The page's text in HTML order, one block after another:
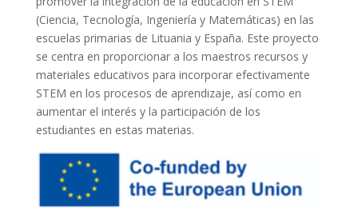
(Ciencia, Tecnología, Ingeniería y Matemáticas) en las
escuelas primarias de Lituania y España. Este proyecto
se centra en proporcionar a los maestros recursos y
materiales educativos para incorporar efectivamente
STEM en los procesos de aprendizaje, así como en
aumentar el interés y la participación de los
estudiantes en estas materias.